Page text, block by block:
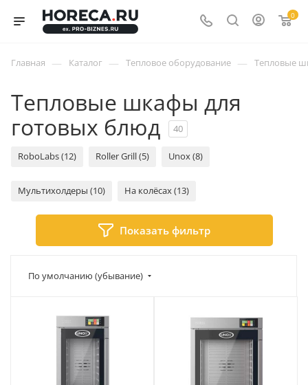
0
Главная — Каталог — Тепловое оборудование — Тепловые
Тепловые шкафы для
готовых блюд
40
RoboLabs (12) Roller Grill (5) Unox (8)
Мультихолдеры (10) На колёсах (13)
Показать фильтр
По умолчанию (убывание)